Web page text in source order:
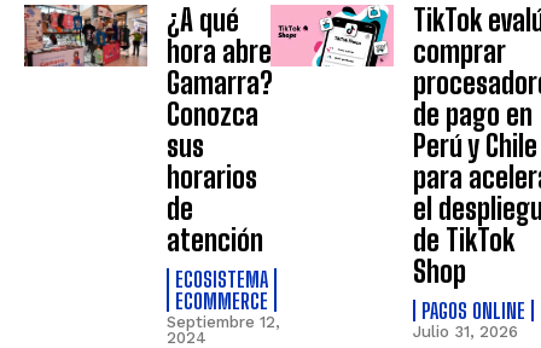
¿A qué
hora abre
Gamarra?
Conozca
sus
horarios
de
atención
ECOSISTEMA
ECOMMERCE
Septiembre 12,
2024
TikTok
comprar
de pago en
Perú y Chile
para
el
de TikTok
Shop
PAGOS ONLINE
Julio 31, 2026